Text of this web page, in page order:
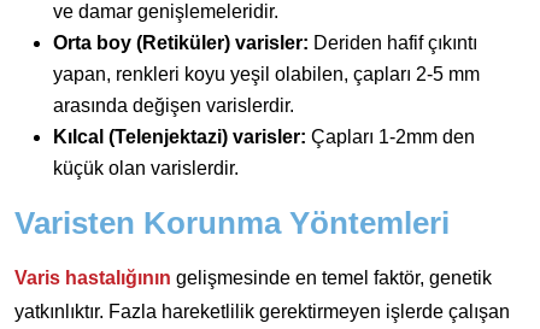
ve damar genişlemeleridir.
Orta boy (Retiküler) varisler: Deriden hafif çıkıntı
yapan, renkleri koyu yeşil olabilen, çapları 2-5 mm
arasında değişen varislerdir.
Kılcal (Telenjektazi) varisler: Çapları 1-2mm den
küçük olan varislerdir.
Varisten Korunma Yöntemleri
Varis hastalığının gelişmesinde en temel faktör, genetik
yatkınlıktır. Fazla hareketlilik gerektirmeyen işlerde çalışan